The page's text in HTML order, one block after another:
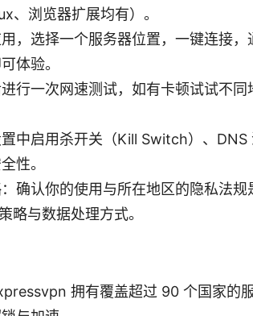
、浏览器扩展均有）。
，选择一个服务器位置，一键连接
体验。
行一次网速测试，如有卡顿试试不
中启用杀开关（Kill Switch）、DNS
性。
确认你的使用与所在地区的隐私法规
略与数据处理方式。
拥有覆盖超过 90 个国家的